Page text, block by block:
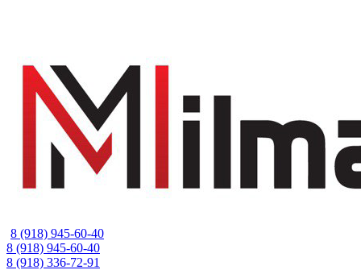
8 (918) 945-60-40
8 (918) 945-60-40
8 (918) 336-72-91